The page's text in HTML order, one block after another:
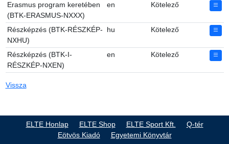
Erasmus program keretében
(BTK-ERASMUS-NXXX)
en Kötelező
Részképzés (BTK-RÉSZKÉP-
NXHU)
hu Kötelező
Részképzés (BTK-I-
RÉSZKÉP-NXEN)
en Kötelező
Vissza
ELTE Honlap ELTE Shop ELTE Sport Kft.
Q-tér
Eötvös Kiadó
Egyetemi Könyvtár